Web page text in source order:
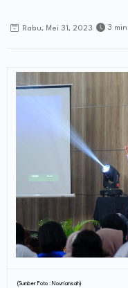
Rabu, Mei 31, 2023 3
(Sumber Foto : Novriansah)